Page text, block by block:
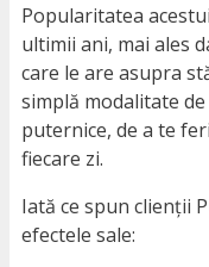
Popularitatea
ultimii ani, mai ales
care le are asupra
simplă modalitate
puternice, de a te
fiecare zi.
Iată ce spun clienții
efectele sale: